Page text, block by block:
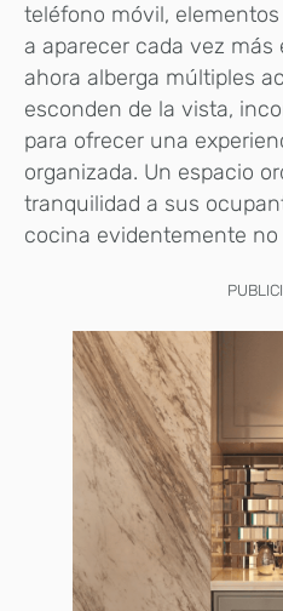
teléfono móvil,
a aparecer cada vez
ahora alberga múltiples
esconden de la vista,
para ofrecer una
organizada. Un espacio
tranquilidad a sus
cocina evidentemente no